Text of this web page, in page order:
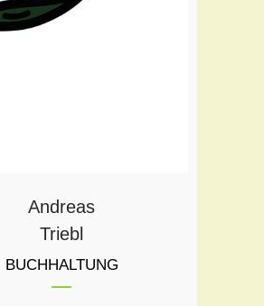
Andreas
Triebl
BUCHHALTUNG